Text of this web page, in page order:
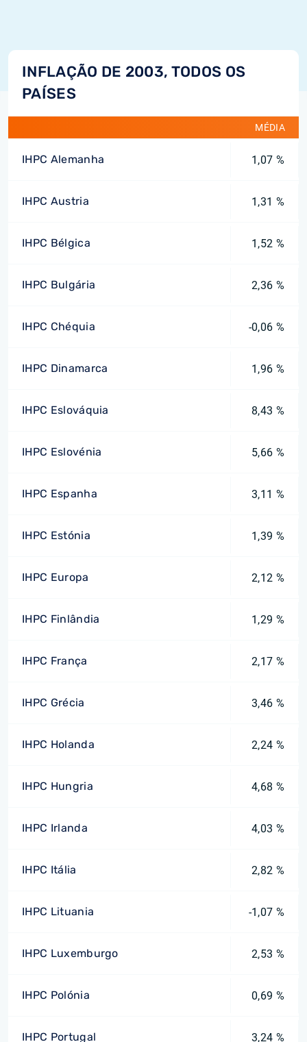
INFLAÇÃO DE 2003, TODOS OS
PAÍSES
MÉDIA
IHPC Alemanha 1,07 %
IHPC Austria 1,31 %
IHPC Bélgica 1,52 %
IHPC Bulgária 2,36 %
IHPC Chéquia -0,06 %
IHPC Dinamarca 1,96 %
IHPC Eslováquia 8,43 %
IHPC Eslovénia 5,66 %
IHPC Espanha 3,11 %
IHPC Estónia 1,39 %
IHPC Europa 2,12 %
IHPC Finlândia 1,29 %
IHPC França 2,17 %
IHPC Grécia 3,46 %
IHPC Holanda 2,24 %
IHPC Hungria 4,68 %
IHPC Irlanda 4,03 %
IHPC Itália 2,82 %
IHPC Lituania -1,07 %
IHPC Luxemburgo 2,53 %
IHPC Polónia 0,69 %
IHPC Portugal 3,24 %